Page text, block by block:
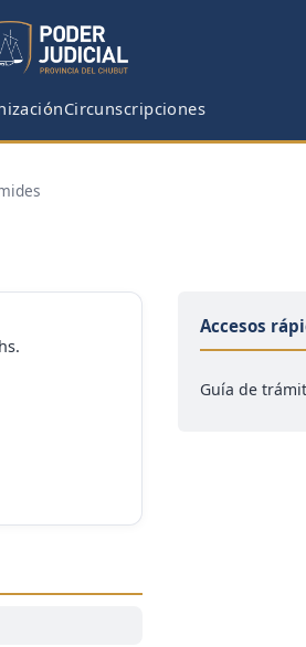
Circunscripciones
Accesos
Guía de